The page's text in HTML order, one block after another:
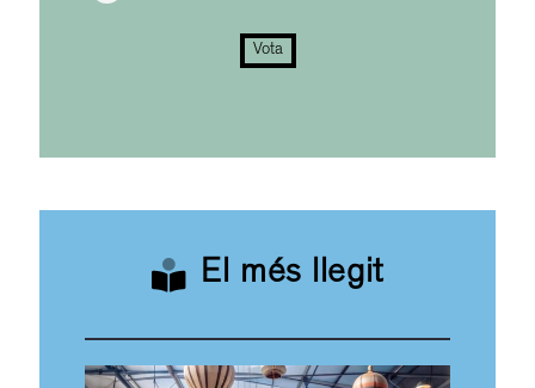
Vota
El més llegit